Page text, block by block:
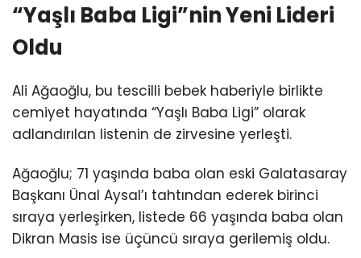
“Yaşlı Baba Ligi”nin Yeni Lideri
Oldu
Ali Ağaoğlu, bu tescilli bebek haberiyle birlikte
cemiyet hayatında “Yaşlı Baba Ligi” olarak
adlandırılan listenin de zirvesine yerleşti.
Ağaoğlu; 71 yaşında baba olan eski Galatasaray
Başkanı Ünal Aysal’ı tahtından ederek birinci
sıraya yerleşirken, listede 66 yaşında baba olan
Dikran Masis ise üçüncü sıraya gerilemiş oldu.